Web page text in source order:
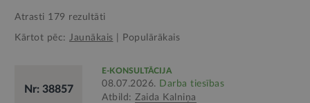
Atrasti 179 rezultāti
Kārtot pēc: Jaunākais Populārākais
Nr: 38857
E-KONSULTĀCIJA
08.07.2026. Darba tiesības
Atbild: Zaida Kalniņa